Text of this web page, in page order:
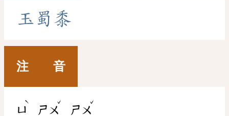
玉 蜀 黍
注 音
ㄩ
ˋ
ㄕㄨ
ˇ
ㄕㄨ
ˇ